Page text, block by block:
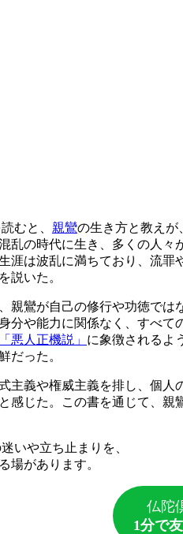
むと、 親鸞の生き方と教えが
乱の時代に生き、多くの人
涯は波乱に満ちており、流罪
説いた。
親鸞が自己の修行や功徳では
分や能力に関係なく、すべ
「悪人正機説」 に象徴されるよ
だった。
主義や権威主義を排し、個人
感じた。この書を通じて、親
いや立ち止まりを、
場があります。
仏陀
1分で